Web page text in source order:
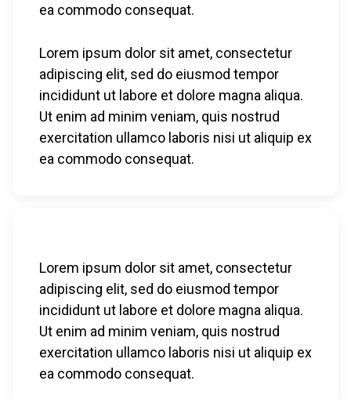
ea commodo consequat.
Lorem ipsum dolor sit amet, consectetur
adipiscing elit, sed do eiusmod tempor
incididunt ut labore et dolore magna aliqua.
Ut enim ad minim veniam, quis nostrud
exercitation ullamco laboris nisi ut aliquip ex
ea commodo consequat.
Lorem ipsum dolor sit amet, consectetur
adipiscing elit, sed do eiusmod tempor
incididunt ut labore et dolore magna aliqua.
Ut enim ad minim veniam, quis nostrud
exercitation ullamco laboris nisi ut aliquip ex
ea commodo consequat.